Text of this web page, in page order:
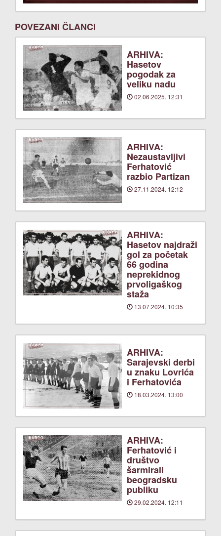
POVEZANI ČLANCI
ARHIVA:
Hasetov
pogodak za
veliku nadu
02.06.2025. 12:31
ARHIVA:
Nezaustavljivi
Ferhatović
razbio Partizan
27.11.2024. 12:12
ARHIVA:
Hasetov najdraži
gol za početak
66 godina
neprekidnog
prvoligaškog
staža
13.07.2024. 10:35
ARHIVA:
Sarajevski derbi
u znaku Lovrića
i Ferhatovića
18.03.2024. 13:00
ARHIVA:
Ferhatović i
društvo
šarmirali
beogradsku
publiku
29.02.2024. 12:11